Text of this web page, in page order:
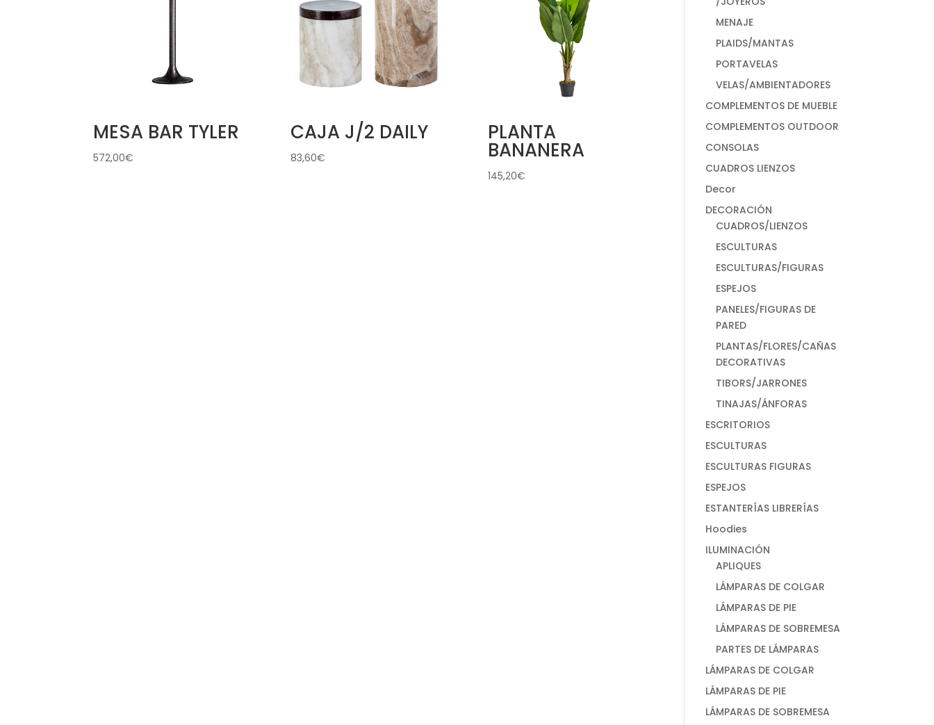
MESA BAR TYLER
572,00€
CAJA J/2 DAILY
83,60€
PLANTA
BANANERA
145,20€
MENAJE
PLAIDS/MANTAS
PORTAVELAS
VELAS/AMBIENTADORES
COMPLEMENTOS DE MUEBLE
COMPLEMENTOS OUTDOOR
CONSOLAS
CUADROS LIENZOS
Decor
DECORACIÓN
CUADROS/LIENZOS
ESCULTURAS
ESCULTURAS/FIGURAS
ESPEJOS
PANELES/FIGURAS DE
PARED
PLANTAS/FLORES/CAÑAS
DECORATIVAS
TIBORS/JARRONES
TINAJAS/ÁNFORAS
ESCRITORIOS
ESCULTURAS
ESCULTURAS FIGURAS
ESPEJOS
ESTANTERÍAS LIBRERÍAS
Hoodies
ILUMINACIÓN
APLIQUES
LÁMPARAS DE COLGAR
LÁMPARAS DE PIE
LÁMPARAS DE SOBREMESA
PARTES DE LÁMPARAS
LÁMPARAS DE COLGAR
LÁMPARAS DE PIE
LÁMPARAS DE SOBREMESA